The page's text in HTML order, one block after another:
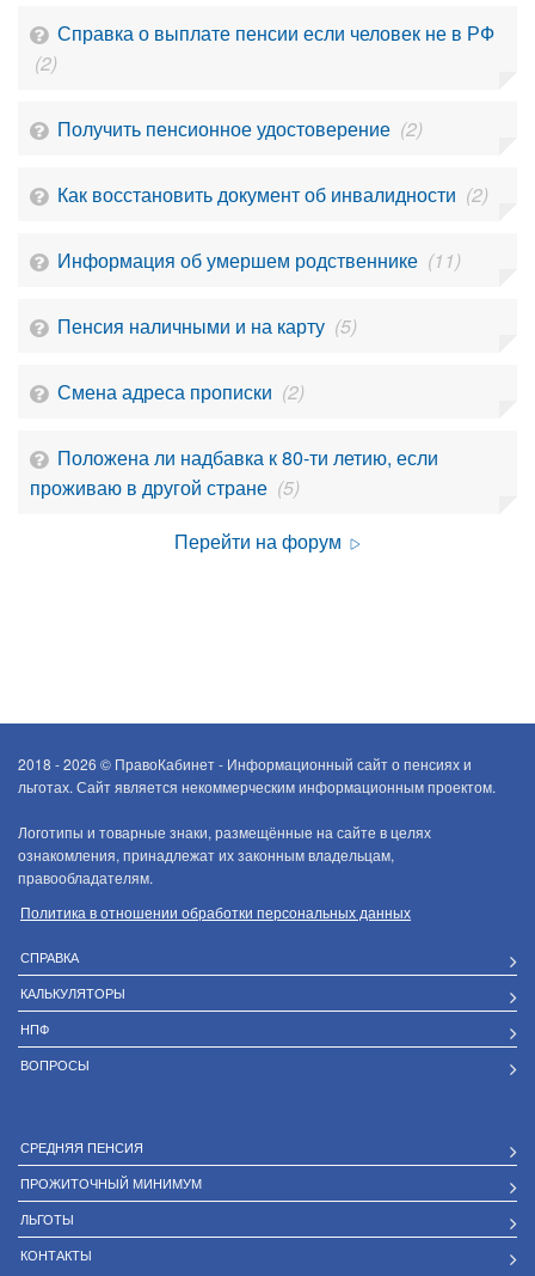
Справка о выплате пенсии если человек не в РФ
(2)
Получить пенсионное удостоверение (2)
Как восстановить документ об инвалидности (2)
Информация об умершем родственнике (11)
Пенсия наличными и на карту (5)
Смена адреса прописки (2)
Положена ли надбавка к 80-ти летию, если
проживаю в другой стране (5)
Перейти на форум
2018 - 2026 © ПравоКабинет - Информационный сайт о пенсиях и
льготах. Сайт является некоммерческим информационным проектом.
Логотипы и товарные знаки, размещённые на сайте в целях
ознакомления, принадлежат их законным владельцам,
правообладателям.
Политика в отношении обработки персональных данных
СПРАВКА
КАЛЬКУЛЯТОРЫ
НПФ
ВОПРОСЫ
СРЕДНЯЯ ПЕНСИЯ
ПРОЖИТОЧНЫЙ МИНИМУМ
ЛЬГОТЫ
КОНТАКТЫ